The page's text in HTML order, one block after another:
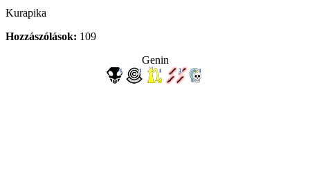
Kurapika
Hozzászólások: 109
Genin